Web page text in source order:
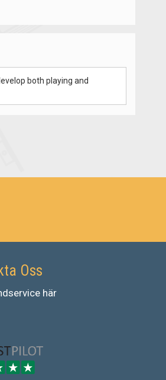
both playing and
Oss
här